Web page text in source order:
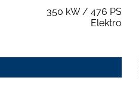
350 kW / 476 PS
Elektro